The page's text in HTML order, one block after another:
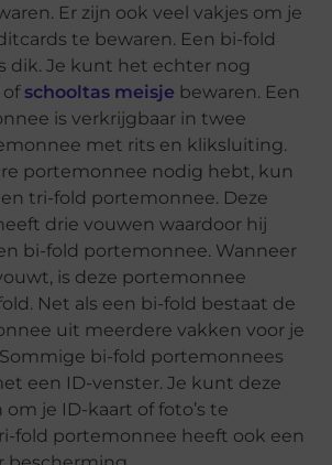
Er zijn ook veel vakjes om je
te bewaren. Een bi-fold
dik. Je kunt het echter nog
of schooltas meisje bewaren. Een
is verkrijgbaar in twee
met rits en kliksluiting.
portemonnee nodig hebt, kun
tri-fold portemonnee. Deze
drie vouwen waardoor hij
bi-fold portemonnee. Wanneer
is deze portemonnee
Net als een bi-fold bestaat de
uit meerdere vakken voor je
bi-fold portemonnees
een ID-venster. Je kunt deze
je ID-kaart of foto’s te
fold portemonnee heeft ook een